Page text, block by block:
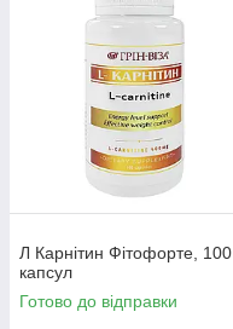
Л Карнітин Фітофорте, 100
капсул
Готово до відправки